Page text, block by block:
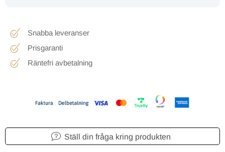
Snabba leveranser
Prisgaranti
Räntefri avbetalning
Ställ din fråga kring produkten